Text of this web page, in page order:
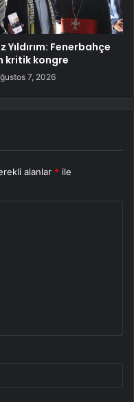
Yıldırım: Fenerbahçe
kritik kongre
7, 2026
alanlar * ile